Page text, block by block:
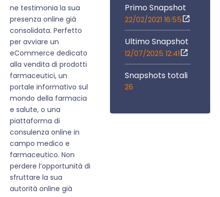
ne testimonia la sua
presenza online già
consolidata. Perfetto
per avviare un
eCommerce dedicato
alla vendita di prodotti
farmaceutici, un
portale informativo sul
mondo della farmacia
e salute, o una
piattaforma di
consulenza online in
campo medico e
farmaceutico. Non
perdere l’opportunità di
sfruttare la sua
autorità online già
Primo Snapshot
22/02/2021 16:55
Ultimo Snapshot
12/07/2025 12:41
Snapshots totali
26